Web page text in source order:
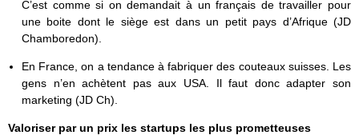
C’est comme si on demandait à un français de travailler pour
une boite dont le siège est dans un petit pays d’Afrique (JD
Chamboredon).
En France, on a tendance à fabriquer des couteaux suisses. Les
gens n’en achètent pas aux USA. Il faut donc adapter son
marketing (JD Ch).
Valoriser par un prix les startups les plus prometteuses